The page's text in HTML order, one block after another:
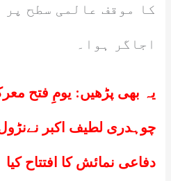
کا موقف عالمی سطح پر
اجاگر ہوا۔
یہ بھی پڑھیں: یومِ فتح
چوہدری لطیف اکبر نےنڑول
دفاعی نمائش کا افتتاح کیا